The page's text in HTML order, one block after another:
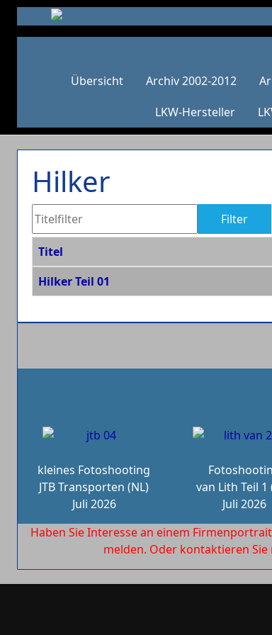
Übersicht Archiv 2002-2012
LKW-Hersteller
Hilker
Titelfilter Filter
Beiträge
Titel
Hilker Teil 01
kleines Fotoshooting
JTB Transporten (NL)
Juli 2026
van Lith Teil 1
Juli 2026
Haben Sie Interesse an einem
melden. Oder kontaktieren